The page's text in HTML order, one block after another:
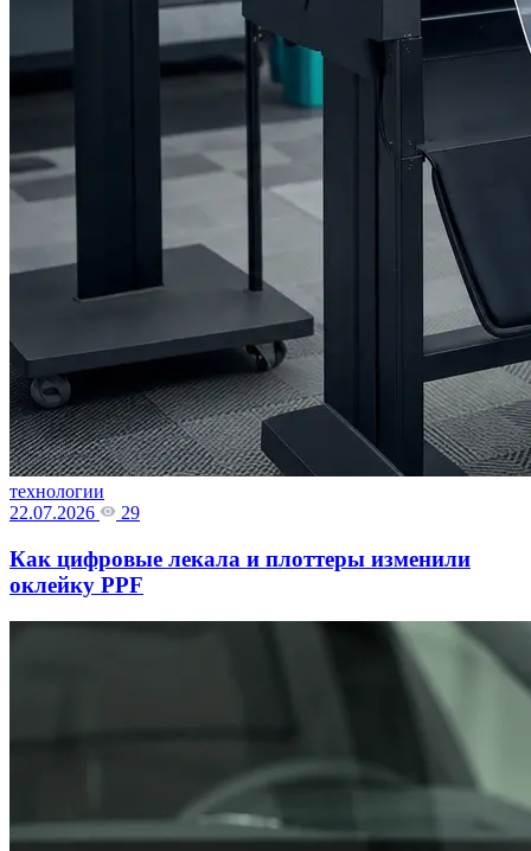
технологии
22.07.2026
29
Как цифровые лекала и плоттеры изменили
оклейку PPF